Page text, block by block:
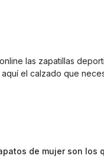
las zapatillas
el calzado que
de mujer son los